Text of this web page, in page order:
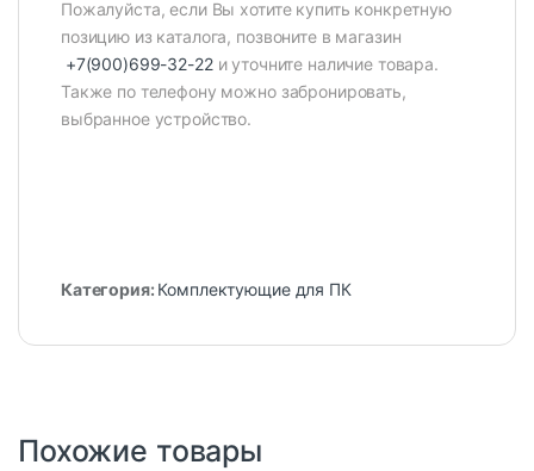
Пожалуйста, если Вы хотите купить конкретную
позицию из каталога, позвоните в магазин
+7(900)699-32-22и уточните наличие товара.
Также по телефону можно забронировать,
выбранное устройство.
Категория: Комплектующие для ПК
Похожие товары